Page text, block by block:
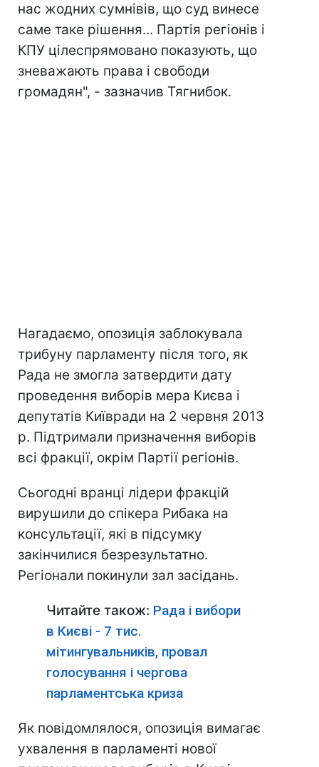
нас жодних сумнівів, що суд винесе
саме таке рішення... Партія регіонів і
КПУ цілеспрямовано показують, що
зневажають права і свободи
громадян", - зазначив Тягнибок.
Нагадаємо, опозиція заблокувала
трибуну парламенту після того, як
Рада не змогла затвердити дату
проведення виборів мера Києва і
депутатів Київради на 2 червня 2013
р. Підтримали призначення виборів
всі фракції, окрім Партії регіонів.
Сьогодні вранці лідери фракцій
вирушили до спікера Рибака на
консультації, які в підсумку
закінчилися безрезультатно.
Регіонали покинули зал засідань.
Читайте також: Рада і вибори
в Києві - 7 тис.
мітингувальників, провал
голосування і чергова
парламентська криза
Як повідомлялося, опозиція вимагає
ухвалення в парламенті нової